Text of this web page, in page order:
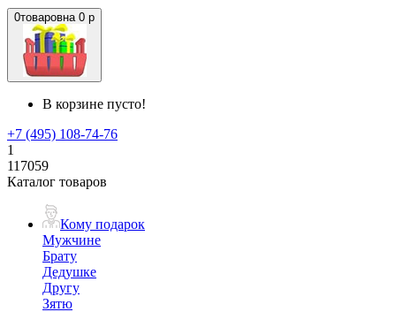
0товаровна 0 р
В корзине пусто!
+7 (495) 108-74-76
1
117059
Каталог товаров
Кому подарок
Мужчине
Брату
Дедушке
Другу
Зятю